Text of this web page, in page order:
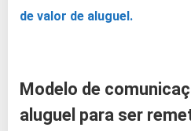
de valor de aluguel.
Modelo de
aluguel para ser